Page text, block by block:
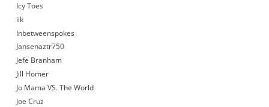
Icy Toes
iik
Inbetweenspokes
Jansenaztr750
Jefe Branham
Jill Homer
Jo Mama VS. The World
Joe Cruz